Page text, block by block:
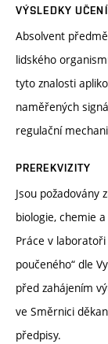
VÝSLEDKY
Absolvent
lidského
tyto znalosti
naměřených
regulační
PREREKVIZITY
Jsou požadovány
biologie, chemie a
Práce v
poučeného“ dle
před zahájením
ve Směrnici
předpisy.